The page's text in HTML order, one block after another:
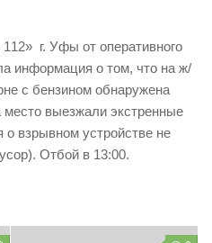
г. Уфы от оперативного
информация о том, что на ж/
с бензином обнаружена
место выезжали экстренные
взрывном устройстве не
Отбой в 13:00.